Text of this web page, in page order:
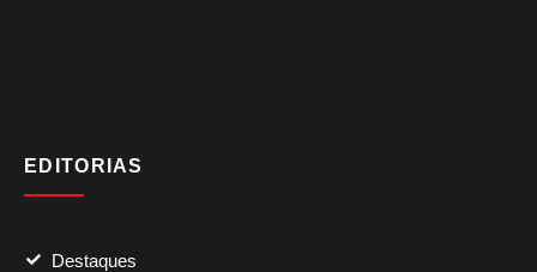
EDITORIAS
Destaques